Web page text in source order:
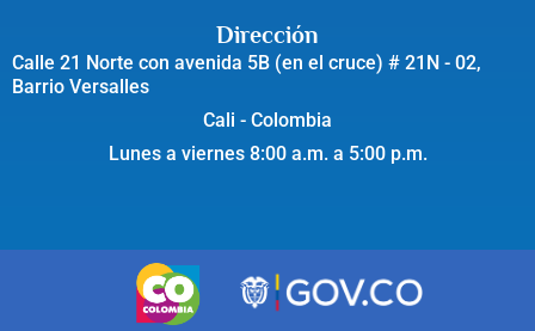
Dirección
Calle 21 Norte con avenida 5B (en el cruce) # 21N - 02,
Barrio Versalles
Cali - Colombia
Lunes a viernes 8:00 a.m. a 5:00 p.m.